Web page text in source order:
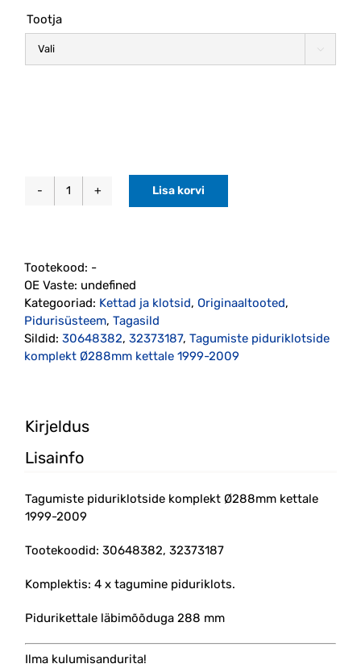
through
Tootja

Tagumiste
kettale
1999-
2009
(30648382)
kogus
Lisa korvi
Tootekood: -
OE Vaste: undefined
Kategooriad: Kettad ja klotsid, Originaaltooted,
Pidurisüsteem, Tagasild
Sildid: 30648382, 32373187, Tagumiste piduriklotside
komplekt Ø288mm kettale 1999-2009
Kirjeldus
Lisainfo
Tagumiste piduriklotside komplekt Ø288mm kettale
1999-2009
Tootekoodid: 30648382, 32373187
Komplektis: 4 x tagumine piduriklots.
Pidurikettale läbimõõduga 288 mm
Ilma kulumisandurita!